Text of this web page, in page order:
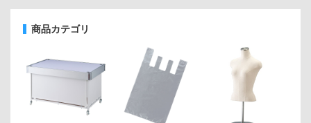
商品カテゴリ